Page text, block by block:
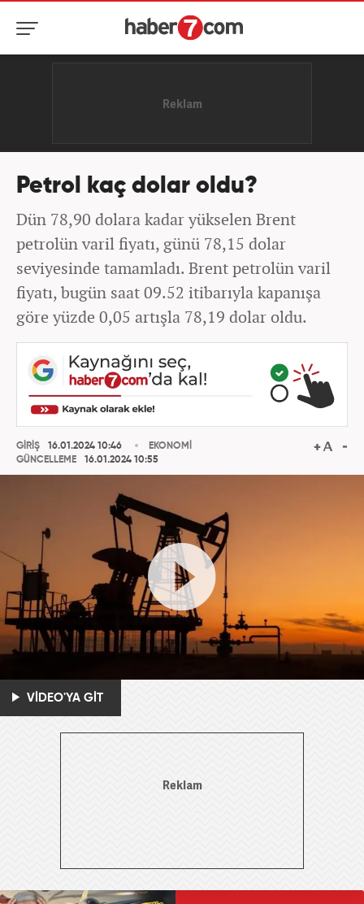
Petrol kaç dolar oldu?
Dün 78,90 dolara kadar yükselen Brent
petrolün varil fiyatı, günü 78,15 dolar
seviyesinde tamamladı. Brent petrolün varil
fiyatı, bugün saat 09.52 itibarıyla kapanışa
göre yüzde 0,05 artışla 78,19 dolar oldu.
GİRİŞ
16.01.2024 10:46
GÜNCELLEME
16.01.2024 10:55
EKONOMİ
VİDEO'YA GİT